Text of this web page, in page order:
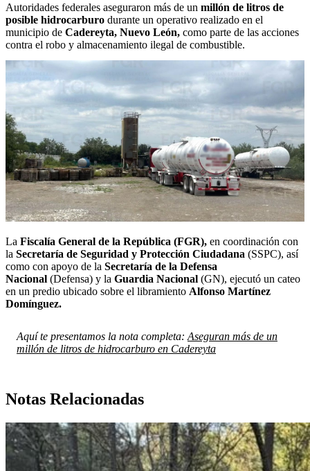
Autoridades federales aseguraron más de un millón de litros de
posible hidrocarburo durante un operativo realizado en el
municipio de Cadereyta, Nuevo León, como parte de las acciones
contra el robo y almacenamiento ilegal de combustible.
La Fiscalía General de la República (FGR), en coordinación con
la Secretaría de Seguridad y Protección Ciudadana (SSPC), así
como con apoyo de la Secretaría de la Defensa
Nacional (Defensa) y la Guardia Nacional (GN), ejecutó un cateo
en un predio ubicado sobre el libramiento Alfonso Martínez
Domínguez.
Aquí te presentamos la nota completa: Aseguran más de un
millón de litros de hidrocarburo en Cadereyta
Notas Relacionadas